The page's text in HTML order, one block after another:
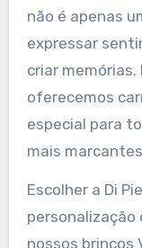
não é apenas
expressar
criar memórias.
oferecemos
especial para
mais
Escolher a Di
personalização
nossos brincos